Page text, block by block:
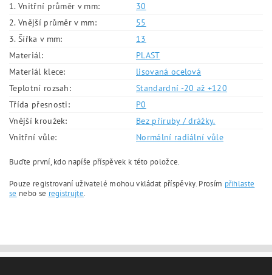
1. Vnitřní průměr v mm:
30
2. Vnější průměr v mm:
55
3. Šířka v mm:
13
Materiál:
PLAST
Materiál klece:
lisovaná ocelová
Teplotní rozsah:
Standardní -20 až +120
Třída přesnosti:
P0
Vnější kroužek:
Bez příruby / drážky.
Vnitřní vůle:
Normální radiální vůle
Buďte první, kdo napíše příspěvek k této položce.
Pouze registrovaní uživatelé mohou vkládat příspěvky. Prosím přihlaste
se nebo se registrujte.